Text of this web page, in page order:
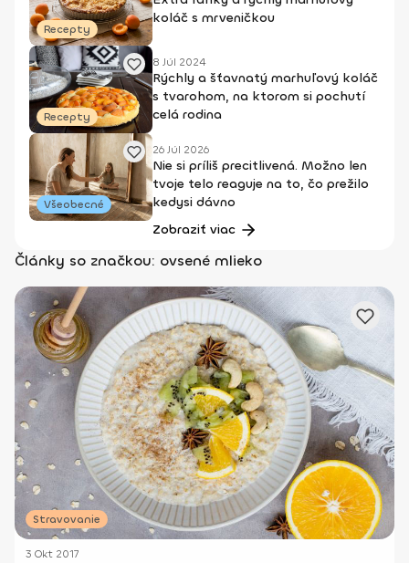
Recepty
koláč s mrveničkou
Recepty
8 Júl 2024
Rýchly a šťavnatý marhuľový koláč
s tvarohom, na ktorom si pochutí
celá rodina
Všeobecné
26 Júl 2026
Nie si príliš precitlivená. Možno len
tvoje telo reaguje na to, čo prežilo
kedysi dávno
Zobraziť viac
Články so značkou: ovsené mlieko
Stravovanie
3 Okt 2017